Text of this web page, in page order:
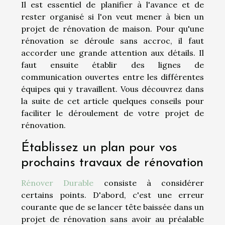
Il est essentiel de planifier à l'avance et de
rester organisé si l'on veut mener à bien un
projet de rénovation de maison. Pour qu'une
rénovation se déroule sans accroc, il faut
accorder une grande attention aux détails. Il
faut ensuite établir des lignes de
communication ouvertes entre les différentes
équipes qui y travaillent. Vous découvrez dans
la suite de cet article quelques conseils pour
faciliter le déroulement de votre projet de
rénovation.
Établissez un plan pour vos
prochains travaux de rénovation
Rénover Durable consiste à considérer
certains points. D'abord, c'est une erreur
courante que de se lancer tête baissée dans un
projet de rénovation sans avoir au préalable